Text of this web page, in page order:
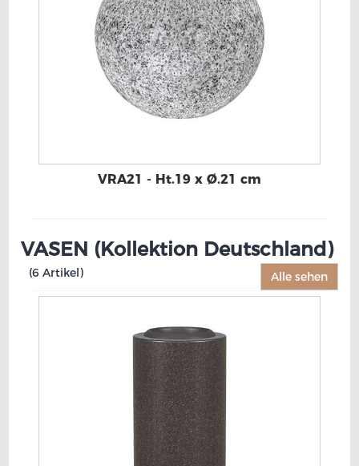
VRA21 - Ht.19 x Ø.21 cm
VASEN (Kollektion Deutschland)
(6 Artikel) Alle sehen